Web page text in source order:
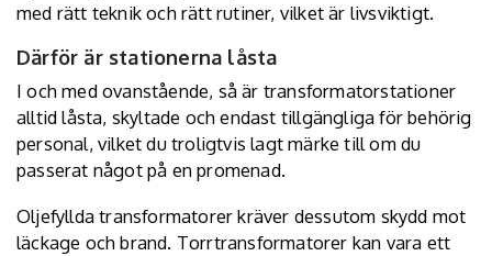
med rätt teknik och rätt rutiner, vilket är livsviktigt.
Därför är stationerna låsta
I och med ovanstående, så är transformatorstationer
alltid låsta, skyltade och endast tillgängliga för behörig
personal, vilket du troligtvis lagt märke till om du
passerat något på en promenad.
Oljefyllda transformatorer kräver dessutom skydd mot
läckage och brand. Torrtransformatorer kan vara ett